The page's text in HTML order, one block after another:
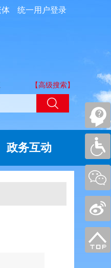
统一用户登录
体
【高级搜索】
政务互动